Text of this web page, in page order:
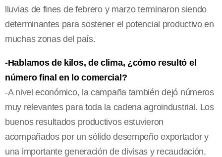
lluvias de fines de febrero y marzo terminaron siendo
determinantes para sostener el potencial productivo en
muchas zonas del país.
-Hablamos de kilos, de clima, ¿cómo resultó el
número final en lo comercial?
-A nivel económico, la campaña también dejó números
muy relevantes para toda la cadena agroindustrial. Los
buenos resultados productivos estuvieron
acompañados por un sólido desempeño exportador y
una importante generación de divisas y recaudación,